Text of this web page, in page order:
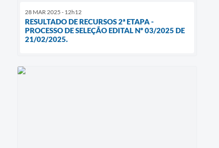
28 MAR 2025 - 12h12
RESULTADO DE RECURSOS 2ª ETAPA -
PROCESSO DE SELEÇÃO EDITAL Nº 03/2025 DE
21/02/2025.